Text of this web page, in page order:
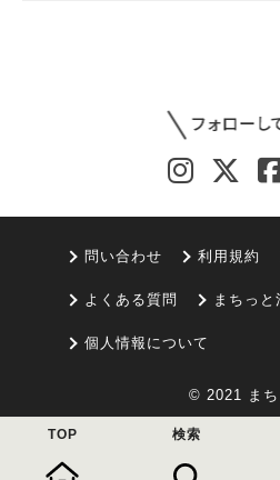
問い合わせ 利用規約
よくある質問 まちっと
個人情報について
© 2021 まち
TOP 検索